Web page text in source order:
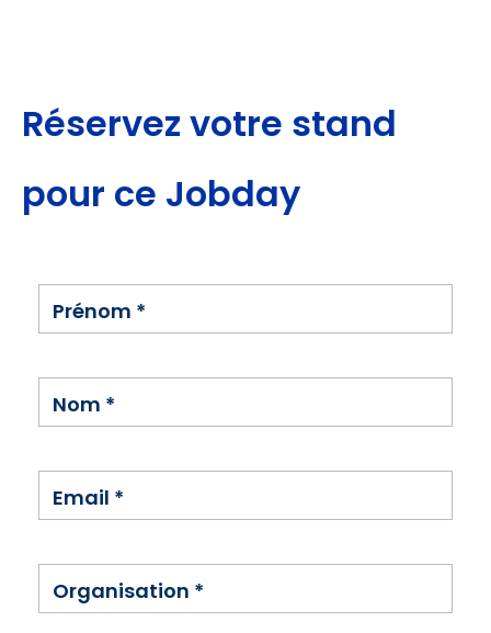
Réservez votre stand
pour ce Jobday
Prénom *
Nom *
Email *
Organisation *